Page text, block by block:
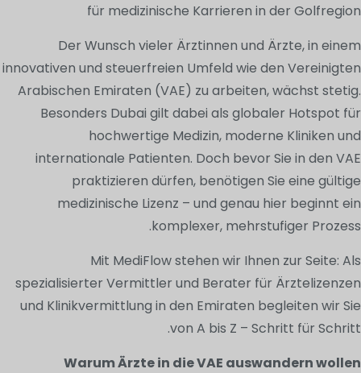
für medizinische Karrieren in der Golfregion
Der Wunsch vieler Ärztinnen und Ärzte, in einem
innovativen und steuerfreien Umfeld wie den Vereinigten
Arabischen Emiraten (VAE) zu arbeiten, wächst stetig.
Besonders Dubai gilt dabei als globaler Hotspot für
hochwertige Medizin, moderne Kliniken und
internationale Patienten. Doch bevor Sie in den VAE
praktizieren dürfen, benötigen Sie eine gültige
medizinische Lizenz – und genau hier beginnt ein
komplexer, mehrstufiger Prozess.
Mit MediFlow stehen wir Ihnen zur Seite: Als
spezialisierter Vermittler und Berater für Ärztelizenzen
und Klinikvermittlung in den Emiraten begleiten wir Sie
von A bis Z – Schritt für Schritt.
Warum Ärzte in die VAE auswandern wollen